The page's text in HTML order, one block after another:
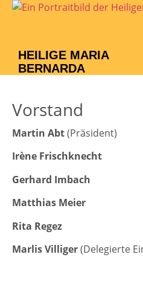
HEILIGE MARIA
BERNARDA
Vorstand
Martin Abt(Präsident)
Irène Frischknecht
Gerhard Imbach
Matthias Meier
Rita Regez
Marlis Villiger(Delegierte